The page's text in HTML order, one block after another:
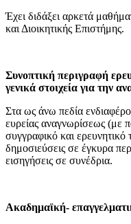
Έχει διδάξει αρκετά
και Διοικητικής Επιστήμης.
Συνοπτική περιγραφή
γενικά στοιχεία για την
Στα ως άνω πεδία
ευρείας αναγνωρίσεως (με
συγγραφικό και
δημοσιεύσεις σε έγκυρα
εισηγήσεις σε συνέδρια.
Ακαδημαϊκή-